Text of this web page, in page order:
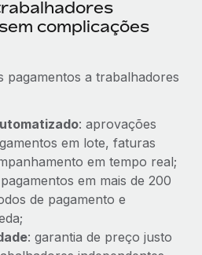
complicações
pagamentos a trabalhadores
: aprovações
em lote, faturas
em tempo real;
em mais de 200
de pagamento e
: garantia de preço justo